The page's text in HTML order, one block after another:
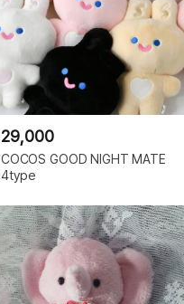
29,000
COCOS GOOD NIGHT MATE
4type